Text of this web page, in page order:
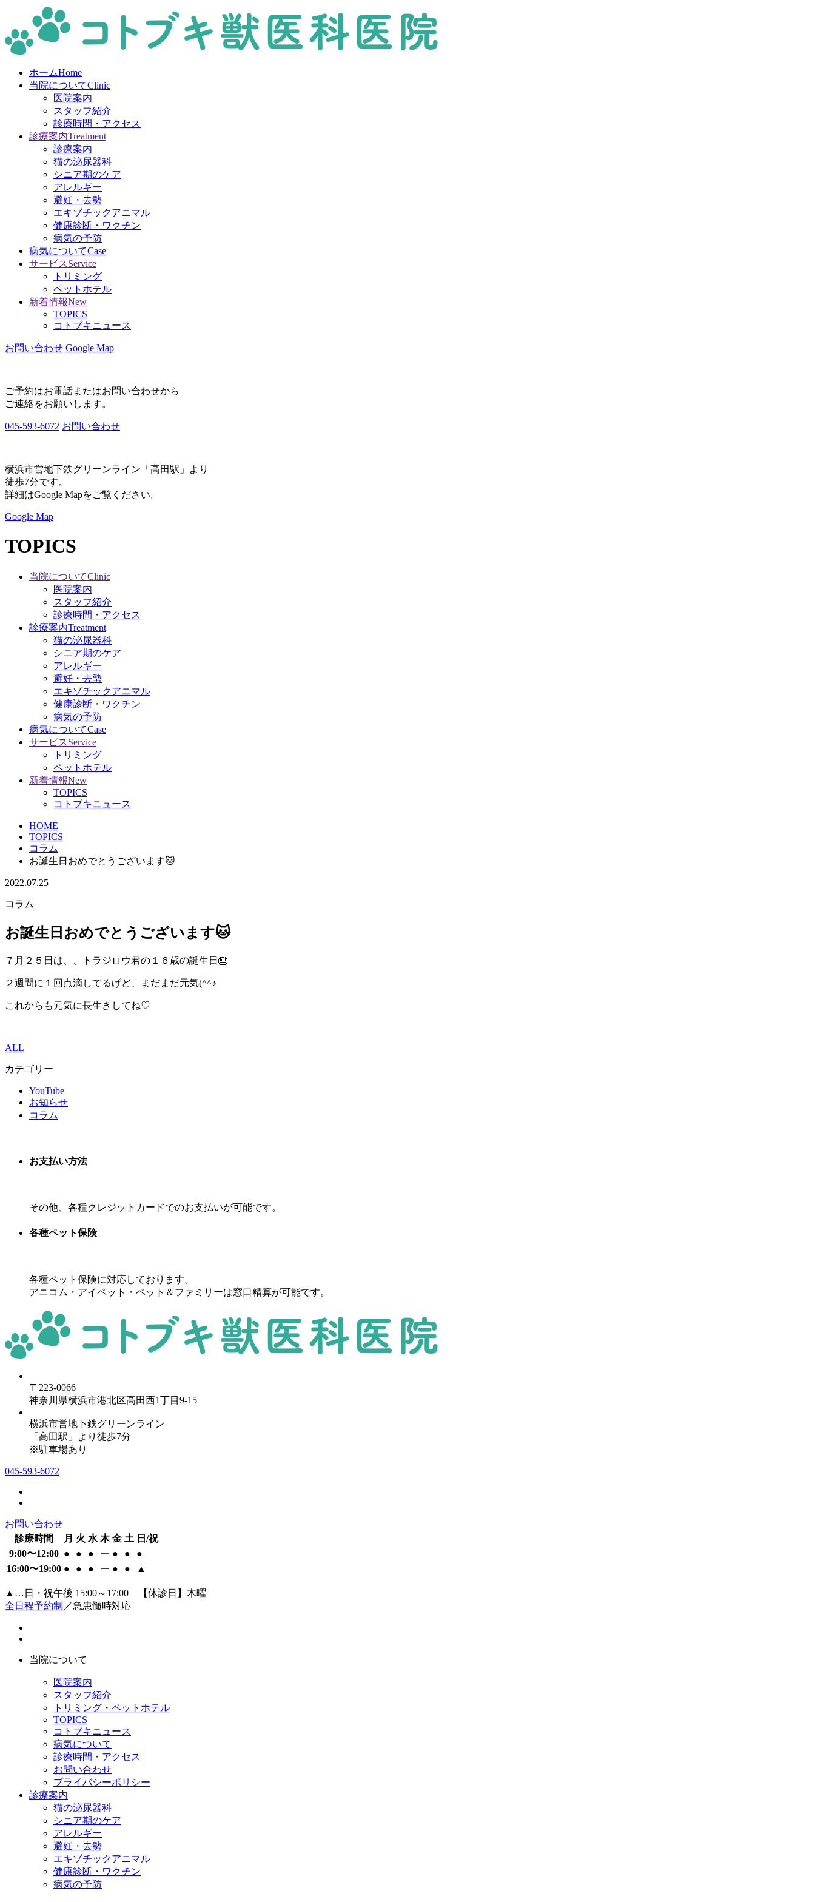
ホームHome
当院についてClinic
医院案内
スタッフ紹介
診療時間・アクセス
診療案内Treatment
診療案内
猫の泌尿器科
シニア期のケア
アレルギー
避妊・去勢
エキゾチックアニマル
健康診断・ワクチン
病気の予防
病気についてCase
サービスService
トリミング
ペットホテル
新着情報New
TOPICS
コトブキニュース
お問い合わせ Google Map
ご予約はお電話またはお問い合わせから
ご連絡をお願いします。
045-593-6072 お問い合わせ
横浜市営地下鉄グリーンライン「高田駅」より
徒歩7分です。
詳細はGoogle Mapをご覧ください。
Google Map
TOPICS
当院についてClinic
医院案内
スタッフ紹介
診療時間・アクセス
診療案内Treatment
猫の泌尿器科
シニア期のケア
アレルギー
避妊・去勢
エキゾチックアニマル
健康診断・ワクチン
病気の予防
病気についてCase
サービスService
トリミング
ペットホテル
新着情報New
TOPICS
コトブキニュース
HOME
TOPICS
コラム
お誕生日おめでとうございます🐱
2022.07.25
コラム
お誕生日おめでとうございます🐱
７月２５日は、、トラジロウ君の１６歳の誕生日🎂
２週間に１回点滴してるげど、まだまだ元気(^^♪
これからも元気に長生きしてね♡
ALL
カテゴリー
YouTube
お知らせ
コラム
お支払い方法
その他、各種クレジットカードでのお支払いが可能です。
各種ペット保険
各種ペット保険に対応しております。
アニコム・アイペット・ペット＆ファミリーは窓口精算が可能です。
〒223-0066
神奈川県横浜市港北区高田西1丁目9-15
横浜市営地下鉄グリーンライン
「高田駅」より徒歩7分
※駐車場あり
045-593-6072
お問い合わせ
診療時間
月 火 水 木 金 土 日/祝
9:00〜12:00 ● ● ● ー ● ●
●
16:00〜19:00 ● ● ● ー ● ● ▲
▲…日・祝午後 15:00～17:00 【休診日】木曜
全日程予約制 ／急患髄時対応
当院について
医院案内
スタッフ紹介
トリミング・ペットホテル
TOPICS
コトブキニュース
病気について
診療時間・アクセス
お問い合わせ
プライバシーポリシー
診療案内
猫の泌尿器科
シニア期のケア
アレルギー
避妊・去勢
エキゾチックアニマル
健康診断・ワクチン
病気の予防